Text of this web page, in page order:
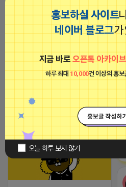
홍보하실 사이트
네이버 블로그가
지금 바로오픈톡 아카이브
하루 최대 10,000건 이상의 홍
오늘 하루 보지 않기
hiyaya8688
2026-04-15 10:01 댓글: 0개
[